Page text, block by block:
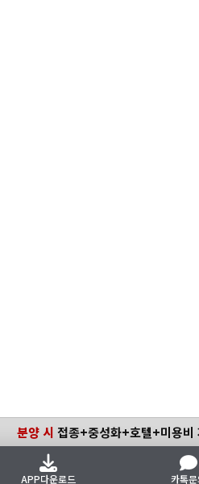
분양 시 접종+중성화+호텔+미용비
APP다운로드 카톡